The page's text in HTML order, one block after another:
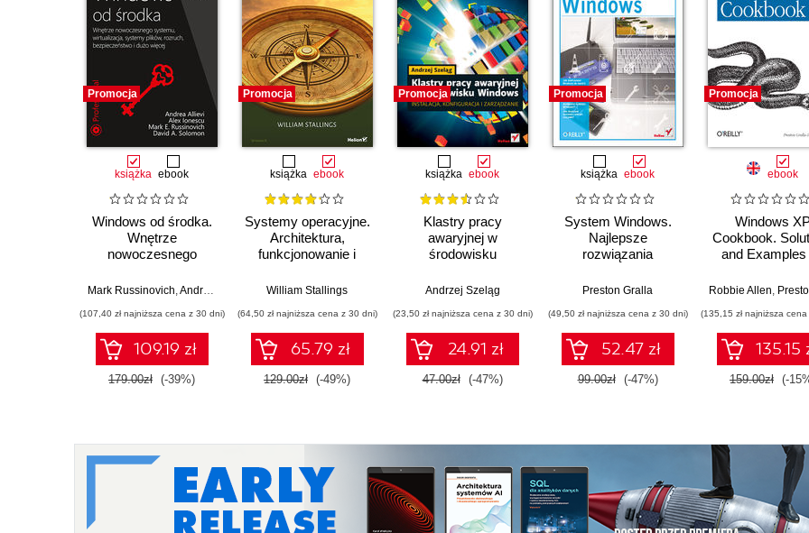
Promocja
książka ebook
Windows od środka.
Wnętrze
nowoczesnego
wirtualizacja,
rozruch,
bezpieczeństwo i
dużo więcej. Wydanie
VII
Mark Russinovich,Andrea Allievi Alex Ionescu,David Solomon
(107,40 zł najniższa cena z 30 dni)
109.19 zł
179.00zł (-39%)
Promocja
książka ebook
Systemy operacyjne.
Architektura,
funkcjonowanie i
Wydanie IX
William Stallings
(64,50 zł najniższa cena z 30 dni)
65.79 zł
129.00zł (-49%)
Promocja
książka ebook
Klastry pracy
awaryjnej w
środowisku
konfiguracja i
Andrzej Szeląg
(23,50 zł najniższa cena z 30 dni)
24.91 zł
47.00zł (-47%)
Promocja
książka ebook
System Windows.
Najlepsze
rozwiązania
Preston Gralla
(49,50 zł najniższa cena z 30 dni)
52.47 zł
99.00zł (-47%)
Promocja
ebook
Windows
Cookbook.
and Examples
Robbie Allen, Preston
(135,15 zł najniższa
135.15
159.00zł (-